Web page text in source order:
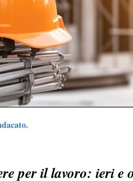
per il lavoro: ieri e